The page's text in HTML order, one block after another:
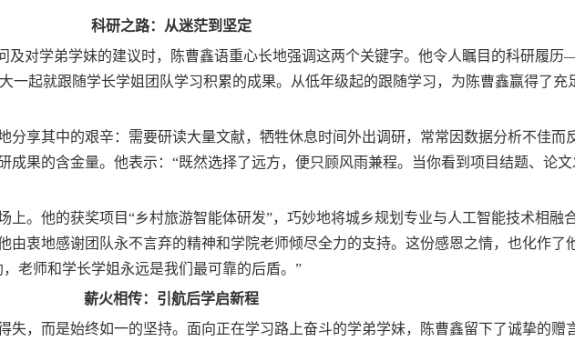
科研之路：从迷茫到坚定
及对学弟学妹的建议时，陈曹鑫语重心长地强调这两个关键字。他令人瞩目的科研履
起就跟随学长学姐团队学习积累的成果。从低年级起的跟随学习，为陈曹鑫赢得了充
分享其中的艰辛：需要研读大量文献，牺牲休息时间外出调研， 常常 因数据分析不佳而
成果的含金量。 他表示： “既然选择了远方，便只顾风雨兼程。当你看到项目结题、论
上。他的获奖项目“乡村旅游智能体研发”，巧妙地将城乡规划专业与人工智能技术相融
由衷地感谢团队永不言弃的精神和学院老师倾尽全力的支持。这份感恩之情，也化作了
老师和学长学姐永远是我们最可靠的后盾。”
薪火相传：引航后学启新程
失，而是始终如一的坚持。 面向正在学习路上奋斗的学弟学妹，陈曹鑫留下了诚挚的赠